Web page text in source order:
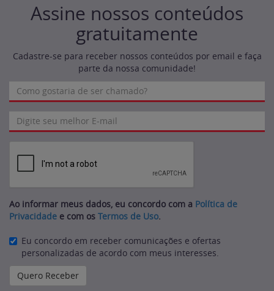
Assine nossos conteúdos
gratuitamente
Cadastre-se para receber nossos conteúdos por email e faça
parte da nossa comunidade!
Ao informar meus dados, eu concordo com a Política de
Privacidade e com os Termos de Uso.
Eu concordo em receber comunicações e ofertas
personalizadas de acordo com meus interesses.